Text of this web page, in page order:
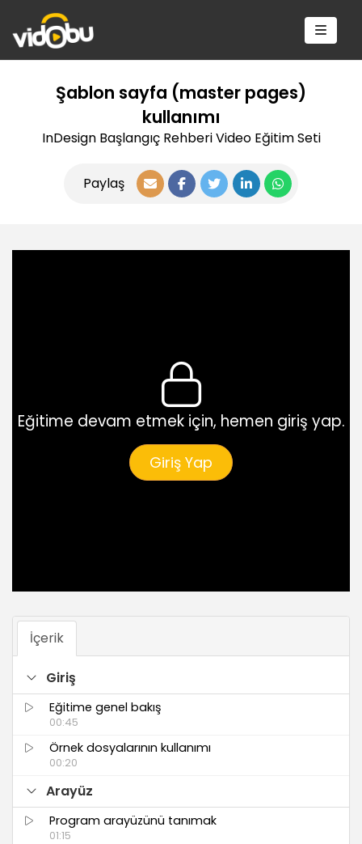
Şablon sayfa (master pages)
kullanımı
InDesign Başlangıç Rehberi Video Eğitim Seti
Paylaş
Eğitime devam etmek için, hemen giriş yap.
Giriş Yap
İçerik
Giriş
Eğitime genel bakış
00:45
Örnek dosyalarının kullanımı
00:20
Arayüz
Program arayüzünü tanımak
01:15